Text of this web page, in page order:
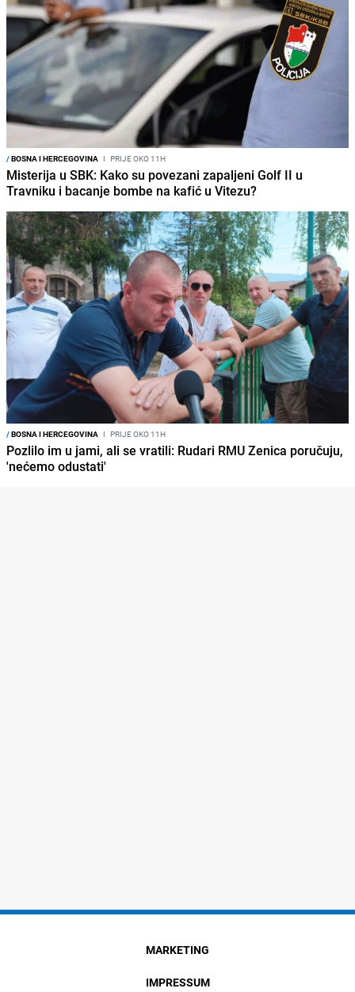
/BOSNA I HERCEGOVINA I PRIJE OKO 11H
Misterija u SBK: Kako su povezani zapaljeni Golf II u
Travniku i bacanje bombe na kafić u Vitezu?
/BOSNA I HERCEGOVINA I PRIJE OKO 11H
Pozlilo im u jami, ali se vratili: Rudari RMU Zenica poručuju,
'nećemo odustati'
MARKETING
IMPRESSUM